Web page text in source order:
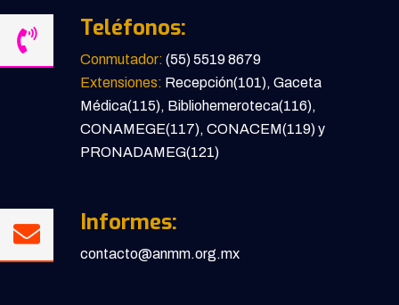
Teléfonos:
Conmutador: (55) 5519 8679
Extensiones: Recepción(101), Gaceta
Médica(115), Bibliohemeroteca(116),
CONAMEGE(117), CONACEM(119) y
PRONADAMEG(121)
Informes:
contacto@anmm.org.mx